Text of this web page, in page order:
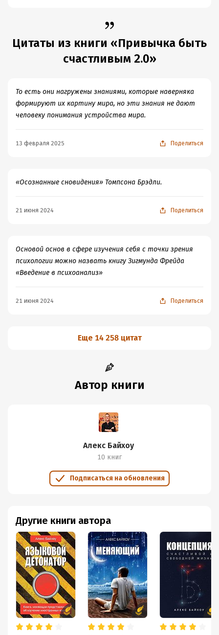
Цитаты из книги «Привычка быть
счастливым 2.0»
То есть они нагружены знаниями, которые наверняка
формируют их картину мира, но эти знания не дают
человеку понимания устройства мира.
13 февраля 2025 Поделиться
«Осознанные сновидения» Томпсона Брэдли.
21 июня 2024 Поделиться
Основой основ в сфере изучения себя с точки зрения
психологии можно назвать книгу Зигмунда Фрейда
«Введение в психоанализ»
21 июня 2024 Поделиться
Еще 14 258 цитат
Автор книги
Алекс Байхоу
10 книг
Подписаться на обновления
Другие книги автора